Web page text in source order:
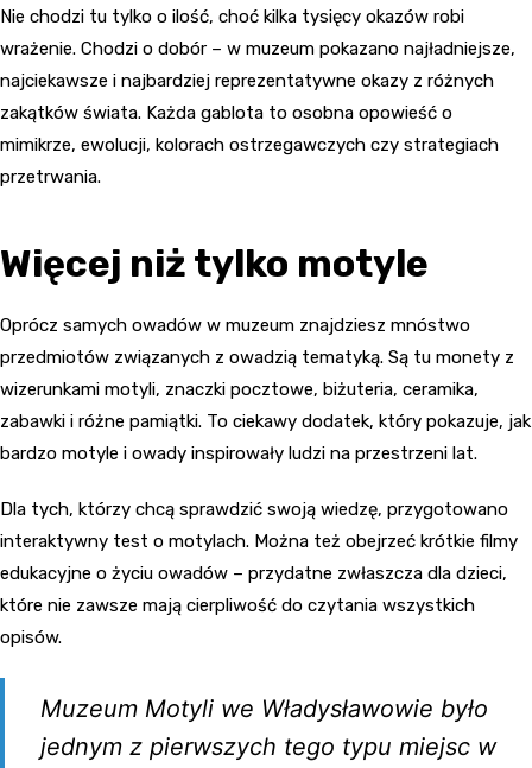
Nie chodzi tu tylko o ilość, choć kilka tysięcy okazów robi
wrażenie. Chodzi o dobór – w muzeum pokazano najładniejsze,
najciekawsze i najbardziej reprezentatywne okazy z różnych
zakątków świata. Każda gablota to osobna opowieść o
mimikrze, ewolucji, kolorach ostrzegawczych czy strategiach
przetrwania.
Więcej niż tylko motyle
Oprócz samych owadów w muzeum znajdziesz mnóstwo
przedmiotów związanych z owadzią tematyką. Są tu monety z
wizerunkami motyli, znaczki pocztowe, biżuteria, ceramika,
zabawki i różne pamiątki. To ciekawy dodatek, który pokazuje, jak
bardzo motyle i owady inspirowały ludzi na przestrzeni lat.
Dla tych, którzy chcą sprawdzić swoją wiedzę, przygotowano
interaktywny test o motylach. Można też obejrzeć krótkie filmy
edukacyjne o życiu owadów – przydatne zwłaszcza dla dzieci,
które nie zawsze mają cierpliwość do czytania wszystkich
opisów.
Muzeum Motyli we Władysławowie było
jednym z pierwszych tego typu miejsc w